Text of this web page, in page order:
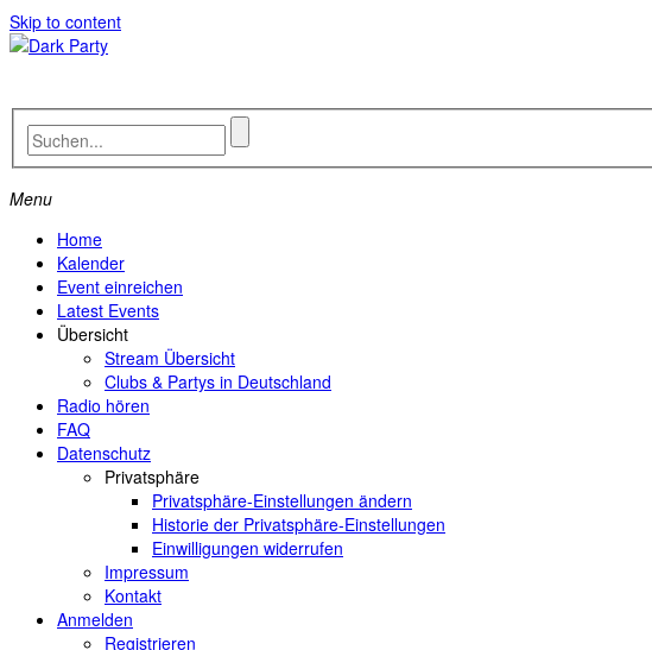
Skip to content
Menu
Home
Kalender
Event einreichen
Latest Events
Übersicht
Stream Übersicht
Clubs & Partys in Deutschland
Radio hören
FAQ
Datenschutz
Privatsphäre
Privatsphäre-Einstellungen ändern
Historie der Privatsphäre-Einstellungen
Einwilligungen widerrufen
Impressum
Kontakt
Anmelden
Registrieren